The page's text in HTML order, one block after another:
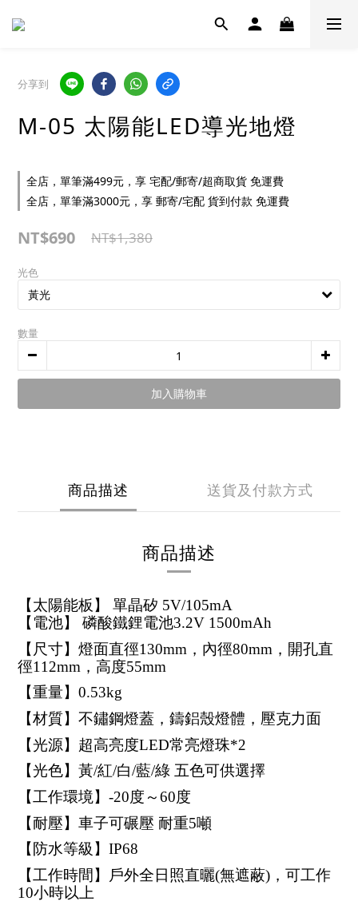
分享到
M-05 太陽能LED導光地燈
全店，單筆滿499元，享 宅配/郵寄/超商取貨 免運費
全店，單筆滿3000元，享 郵寄/宅配 貨到付款 免運費
NT$690 NT$1,380
光色
數量
加入購物車
商品描述 送貨及付款方式
商品描述
【太陽能板】 單晶矽 5V/105mA
【電池】 磷酸鐵鋰電池3.2V 1500mAh
【尺寸】燈面直徑130mm，內徑80mm，開孔直
徑112mm，高度55mm
【重量】0.53kg
​【材質】不鏽鋼燈蓋，鑄鋁殼燈體，壓克力面
【光源】超高亮度LED常亮燈珠*2
【光色】黃/紅/白/藍/綠 五色可供選擇
【工作環境】-20度～60度
【耐壓】車子可碾壓 耐重5噸
【防水等級】IP68
【工作時間】戶外全日照直曬(無遮蔽)，可工作
10小時以上